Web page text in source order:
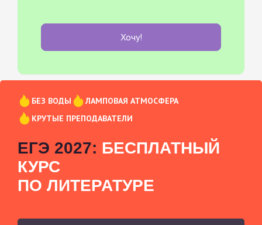
Хочу!
БЕЗ ВОДЫ
ЛАМПОВАЯ АТМОСФЕРА
КРУТЫЕ ПРЕПОДАВАТЕЛИ
ЕГЭ 2027: БЕСПЛАТНЫЙ
КУРС
ПО ЛИТЕРАТУРЕ